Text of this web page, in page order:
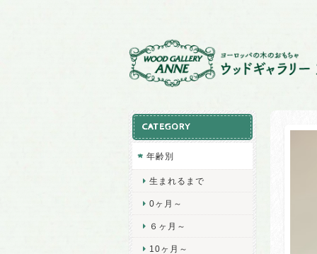
CATEGORY
年齢別
生まれるまで
0ヶ月～
６ヶ月～
10ヶ月～